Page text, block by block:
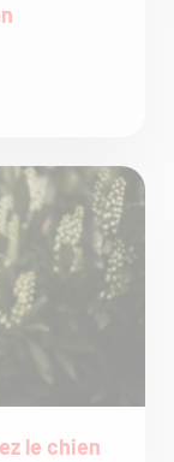
le chien